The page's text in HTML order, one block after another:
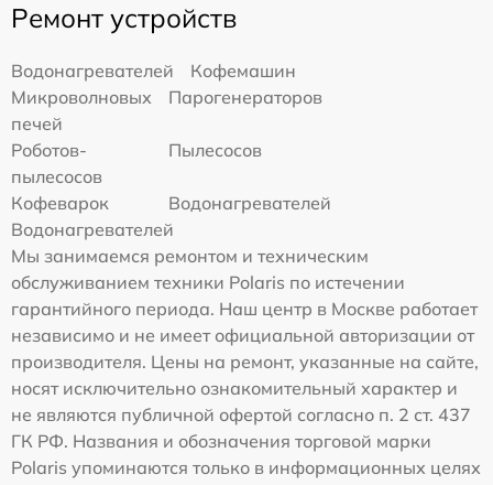
Ремонт устройств
Водонагревателей
Кофемашин
Микроволновых
печей
Парогенераторов
Роботов-
пылесосов
Пылесосов
Кофеварок
Водонагревателей
Водонагревателей
Мы занимаемся ремонтом и техническим
обслуживанием техники Polaris по истечении
гарантийного периода. Наш центр в Москве работает
независимо и не имеет официальной авторизации от
производителя. Цены на ремонт, указанные на сайте,
носят исключительно ознакомительный характер и
не являются публичной офертой согласно п. 2 ст. 437
ГК РФ. Названия и обозначения торговой марки
Polaris упоминаются только в информационных целях